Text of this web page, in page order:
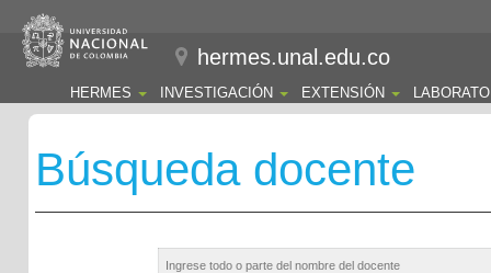
hermes.unal.edu.co
HERMES INVESTIGACIÓN EXTENSIÓN
Búsqueda docente